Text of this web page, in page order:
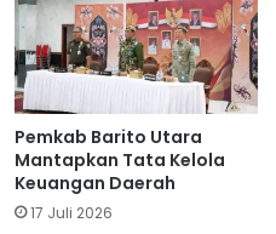
Pemkab Barito Utara
Mantapkan Tata Kelola
Keuangan Daerah
17 Juli 2026